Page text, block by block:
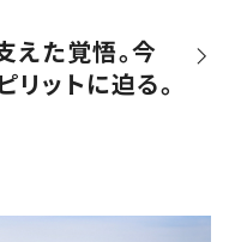
えた覚悟。今
ットに迫る。